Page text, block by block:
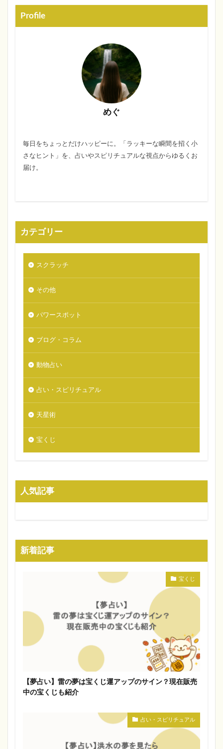
Profile
めぐ
毎日をちょっとだけハッピーに。「ラッキーな瞬間を招く小
さなヒント」を、占いやスピリチュアルな視点からゆるくお
届け。
カテゴリー
スクラッチ
その他
パワースポット
ブログ・コラム
動物占い
占い・スピリチュアル
天星術
宝くじ
人気記事
新着記事
宝くじ
【夢占い】雷の夢は宝くじ運アップのサイン？現在販売
中の宝くじも紹介
占い・スピリチュアル